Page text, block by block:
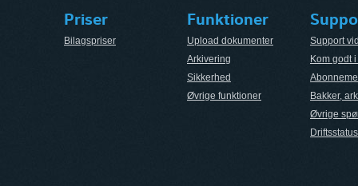
Priser
Bilagspriser
Funktioner
Upload dokumenter
Arkivering
Sikkerhed
Øvrige funktioner
Support
Kom godt
Bakker,
Øvrige
Driftsstatus